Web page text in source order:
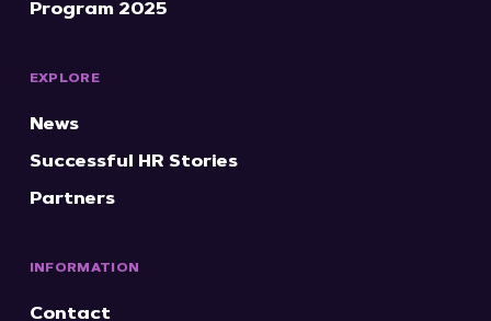
Program 2025
EXPLORE
News
Successful HR Stories
Partners
INFORMATION
Contact